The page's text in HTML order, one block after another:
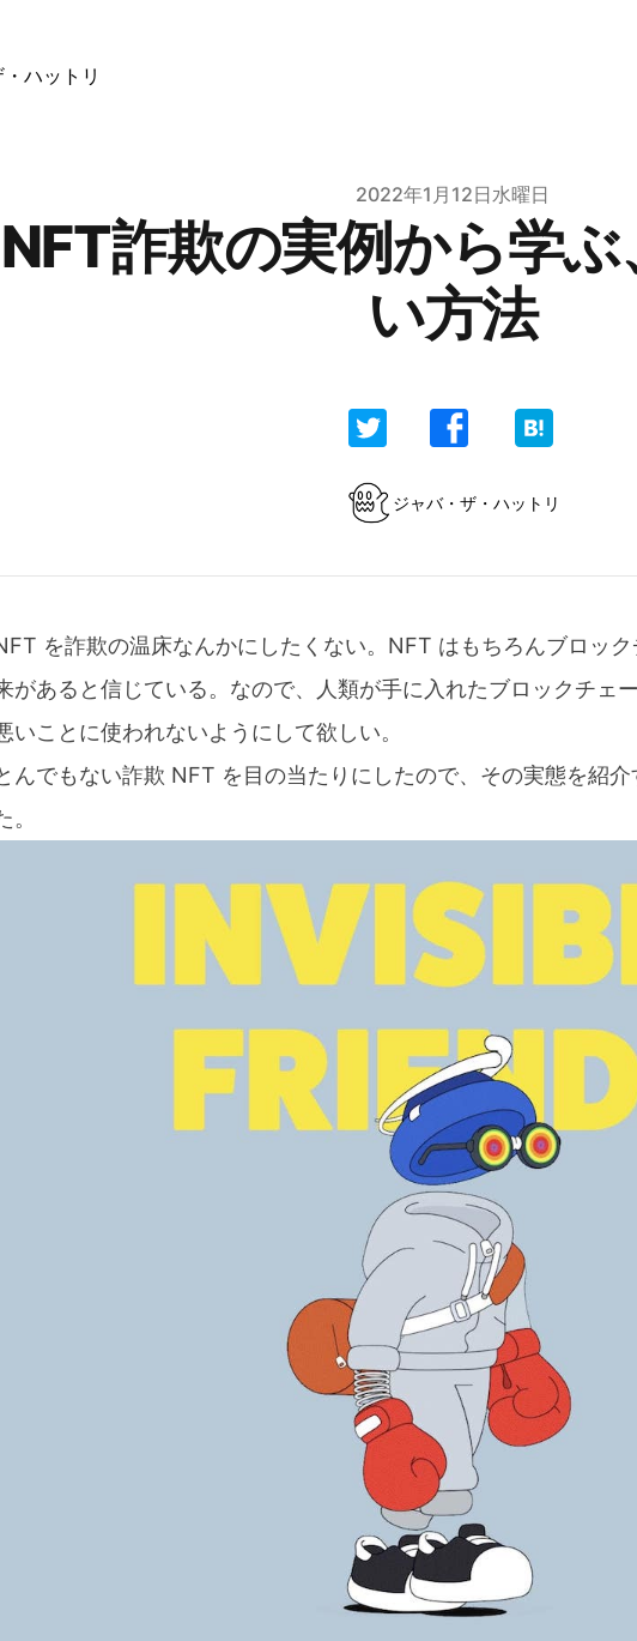
ハットリ
2022年1月12日水曜日
NFT詐欺の実例から学
い方法
ジャバ・ザ・ハットリ
を詐欺の温床なんかにしたくない。NFT はもちろんブロッ
があると信じている。なので、人類が手に入れたブロックチェ
いことに使われないようにして欲しい。
んでもない詐欺 NFT を目の当たりにしたので、その実態を紹
。